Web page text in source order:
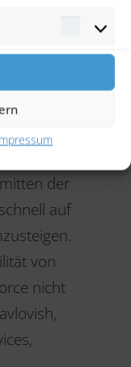
der
auf
von
nicht